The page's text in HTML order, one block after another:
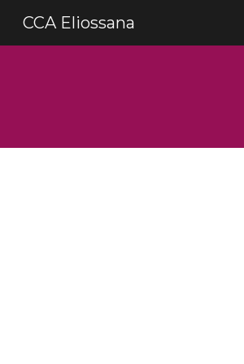
CCA Eliossana